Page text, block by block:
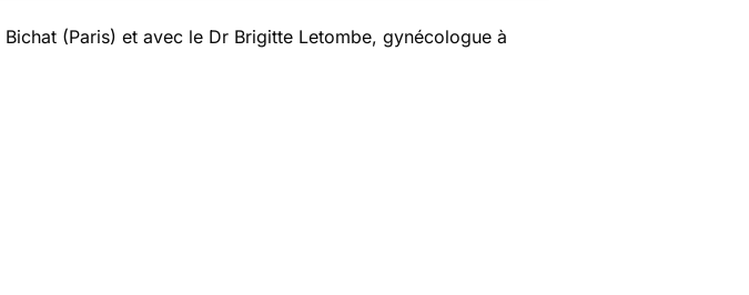
(Paris) et avec le Dr Brigitte Letombe, gynécologue à